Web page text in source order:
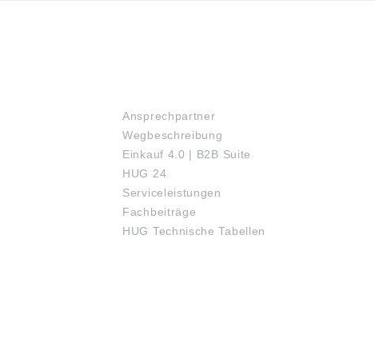
Ansprechpartner
Wegbeschreibung
Einkauf 4.0 | B2B Suite
HUG 24
Serviceleistungen
Fachbeiträge
HUG Technische Tabellen